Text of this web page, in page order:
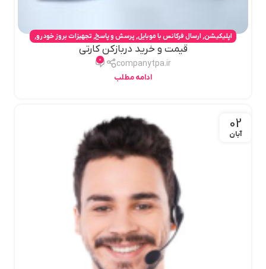
اپلیکیشن, ارسال فرکانس با موبایل, پرسش و پاسخ, تجهیزات بروز خودرو,
دربازکن برقی درب چوبی ,دربازکن درب حیاط,
ریموت نور بالا,قفل برقی کارتی,مبدل موبایل به ریموت
قیمت و خرید دربازکن کارتی
companytpa.ir
0
ادامه مطلب
02
آبان